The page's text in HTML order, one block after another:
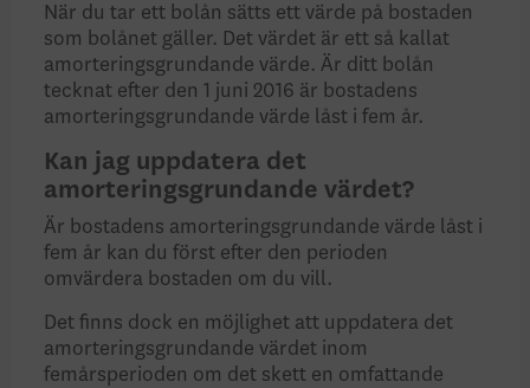
När du tar ett bolån sätts ett värde på bostaden
som bolånet gäller. Det värdet är ett så kallat
amorteringsgrundande värde. Är ditt bolån
tecknat efter den 1 juni 2016 är bostadens
amorteringsgrundande värde låst i fem år.
Kan jag uppdatera det
amorteringsgrundande värdet?
Är bostadens amorteringsgrundande värde låst i
fem år kan du först efter den perioden
omvärdera bostaden om du vill.
Det finns dock en möjlighet att uppdatera det
amorteringsgrundande värdet inom
femårsperioden om det skett en omfattande